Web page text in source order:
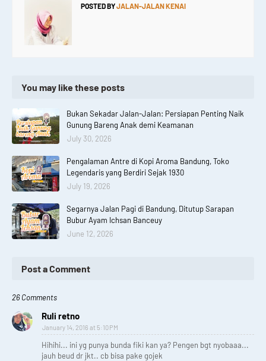
POSTED BYJALAN-JALAN KENAI
You may like these posts
Bukan Sekadar Jalan-Jalan: Persiapan Penting Naik
Gunung Bareng Anak demi Keamanan
July 30, 2026
Pengalaman Antre di Kopi Aroma Bandung, Toko
Legendaris yang Berdiri Sejak 1930
July 19, 2026
Segarnya Jalan Pagi di Bandung, Ditutup Sarapan
Bubur Ayam Ichsan Banceuy
June 12, 2026
Post a Comment
26 Comments
Ruli retno
January 14, 2016 at 5:10 PM
Hihihi... ini yg punya bunda fiki kan ya? Pengen bgt nyobaaa...
jauh beud dr jkt.. cb bisa pake gojek